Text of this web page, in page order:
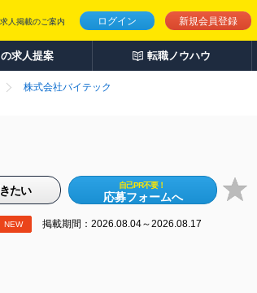
ログイン 新規会員登録
求人掲載のご案内
求人提案 転職ノウハウ
株式会社バイテック
たい 自己PR不要！
応募フォームへ
NEW 掲載期間：2026.08.04～2026.08.17